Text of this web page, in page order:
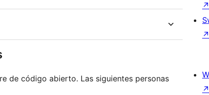
de código abierto. Las siguientes personas
↗
↗
↗